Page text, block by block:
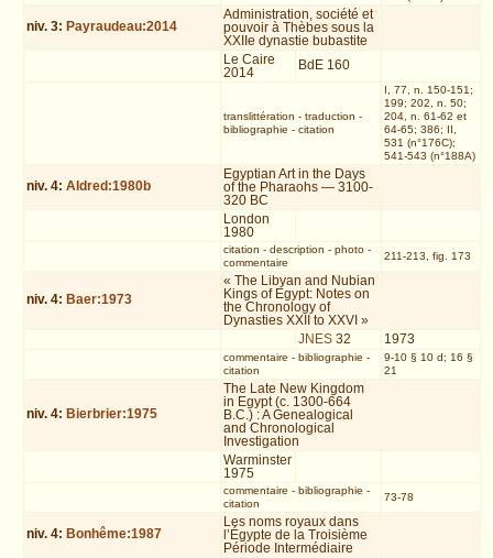
niv. 3: Payraudeau:2014
Administration, société et
pouvoir à Thèbes sous la
XXIIe dynastie bubastite
Le Caire
2014
BdE 160
translittération - traduction -
bibliographie - citation
I, 77, n. 150-151;
199; 202, n. 50;
204, n. 61-62 et
64-65; 386; II,
531 (n°176C);
541-543 (n°188A)
niv. 4:Aldred:1980b
Egyptian Art in the Days
of the Pharaohs — 3100-
320 BC
London
1980
citation - description - photo-
commentaire
211-213, fig. 173
niv. 4: Baer:1973
« The Libyan and Nubian
Kings of Egypt: Notes on
the Chronology of
Dynasties XXII to XXVI »
JNES 32 1973
commentaire - bibliographie -
citation
9-10 § 10 d; 16 §
21
niv. 4: Bierbrier:1975
The Late New Kingdom
in Egypt (c. 1300-664
B.C.) : A Genealogical
and Chronological
Investigation
Warminster
1975
commentaire - bibliographie -
citation
73-78
niv. 4: Bonhême:1987
Les noms royaux dans
l’Égypte de la Troisième
Période Intermédiaire